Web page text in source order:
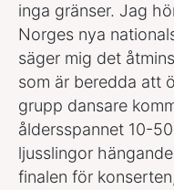
inga gränser. Jag
Norges nya
säger mig det
som är beredda att
grupp dansare
åldersspannet 10-
ljusslingor
finalen för